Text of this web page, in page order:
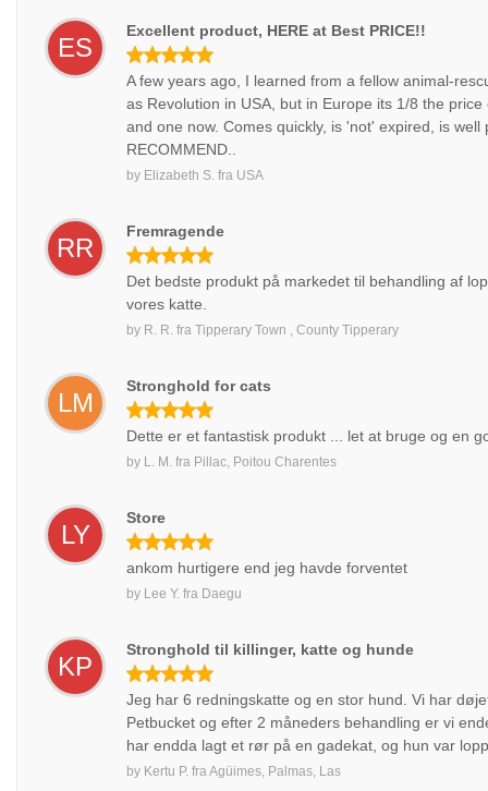
ES
Excellent product, HERE at Best PRICE!!
A few years ago, I learned from a fellow animal-
as Revolution in USA, but in Europe its 1/8 the
and one now. Comes quickly, is 'not' expired, is
RECOMMEND..
by Elizabeth S. fra USA
RR
Fremragende
Det bedste produkt på markedet til behandling af
vores katte.
by R. R. fra Tipperary Town , County Tipperary
LM
Stronghold for cats
Dette er et fantastisk produkt ... let at bruge og en
by L. M. fra Pillac, Poitou Charentes
LY
Store
ankom hurtigere end jeg havde forventet
by Lee Y. fra Daegu
KP
Stronghold til killinger, katte og hunde
Jeg har 6 redningskatte og en stor hund. Vi har
Petbucket og efter 2 måneders behandling er vi
har endda lagt et rør på en gadekat, og hun var
by Kertu P. fraAgüimes, Palmas, Las